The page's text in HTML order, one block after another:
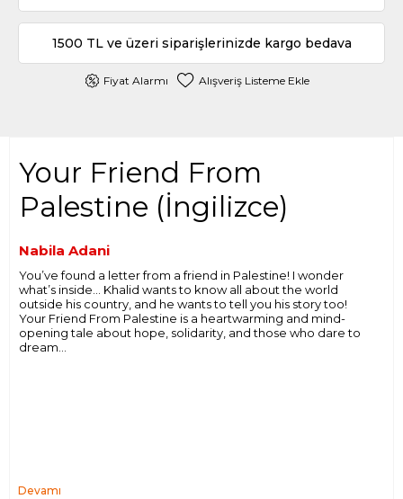
1500 TL ve üzeri siparişlerinizde kargo bedava
Fiyat Alarmı Alışveriş Listeme Ekle
Your Friend From
Palestine (İngilizce)
Nabila Adani
You’ve found a letter from a friend in Palestine! I wonder
what’s inside… Khalid wants to know all about the world
outside his country, and he wants to tell you his story too!
Your Friend From Palestine is a heartwarming and mind-
opening tale about hope, solidarity, and those who dare to
dream…
Devamı